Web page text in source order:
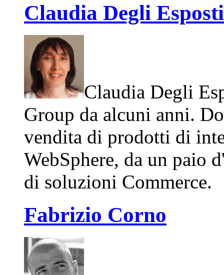
Claudia Degli Esposti
Claudia Degli
Group da alcuni anni.
vendita di prodotti di
WebSphere, da un paio
di soluzioni Commerce.
Fabrizio Corno